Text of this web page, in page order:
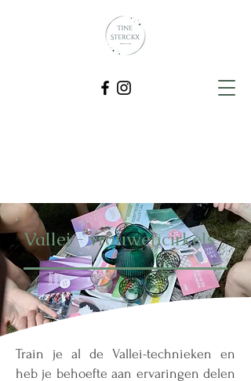
Vallei - vrouwencirkels
Train je al de Vallei-technieken en
heb je behoefte aan ervaringen delen